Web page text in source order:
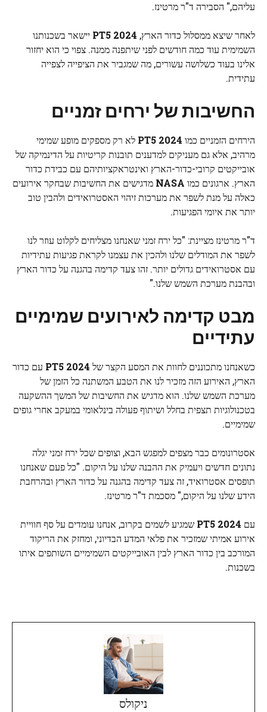
עליהם," הסבירה ד"ר מרטינז.
לאחר שיצא ממסלול כדור הארץ, 2024 PT5
יישאר בשכנותנו
השמימית עוד כמה חודשים לפני שיתפנה ממנה. צפוי כי הוא יחזור
אלינו בעוד כשלושה עשורים, מה שמגביר את הציפייה לצפייה
עתידית.
החשיבות של ירחים זמניים
הירחים הזמניים כמו 2024 PT5
לא רק מספקים מופע שמימי
מרהיב, אלא גם מעניקים למדענים תובנות קריטיות על הדינמיקה של
אובייקטים קרובי-כדור-הארץ ואינטראקציותיהם עם כבידת כדור
הארץ. ארגונים כמו NASA מדגישים את החשיבות שבחקר אירועים
כאלה על מנת לשפר את מערכות זיהוי האסטרואידים ולהבין טוב
יותר את איומי הפגיעות.
ד"ר מרטינז מציינת: "כל ירח זמני שאנחנו מצליחים לקלוט עוזר לנו
לשפר את המודלים שלנו ולהכין את עצמנו לקראת פגיעות עתידיות
עם אסטרואידים גדולים יותר. זהו צעד קדימה בהגנה על כדור הארץ
ובהבנת מערכת השמש שלנו."
מבט קדימה לאירועים שמימיים
עתידיים
כשאנחנו מתכוננים לחוות את המסע הקצר של 2024 PT5
עם כדור
הארץ, האירוע הזה מזכיר לנו את הטבע המשתנה כל הזמן של
מערכת השמש שלנו. הוא מדגיש את החשיבות של המשך ההשקעה
בטכנולוגיות תצפית בחלל ושיתוף פעולה בינלאומי במעקב אחרי גופים
שמימיים.
אסטרונומים כבר מצפים למפגש הבא, וצופים שכל ירח זמני יגלה
נתונים חדשים ויעמיק את ההבנה שלנו על היקום. "כל פעם שאנחנו
תופסים אסטרואיד, זה צעד קדימה בהגנה על כדור הארץ ובהרחבת
הידע שלנו על היקום," מסכמת ד"ר מרטינז.
עם 2024 PT5
שמגיע לשמים בקרוב, אנחנו עומדים על סף חוויית
אירוע אמיתי שמזכיר את פלאי המדע הבדיוני, ומחזק את הריקוד
המורכב בין כדור הארץ לבין האובייקטים השמימיים השותפים איתו
בשכנות.
ניקולס